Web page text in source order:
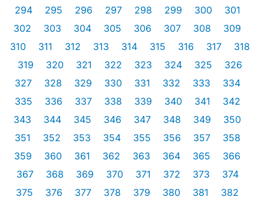
294
295 296 297 298 299 300
301
302
303 304 305 306 307 308
309
310
311 312 313 314 315 316 317
318
319
320 321 322 323 324 325
326
327
328 329 330 331 332 333
334
335
336 337 338 339 340 341
342
343
344 345 346 347 348 349
350
351
352 353 354 355 356 357
358
359
360 361 362 363 364 365
366
367
368 369 370 371 372 373
374
375
376 377 378 379 380 381
382